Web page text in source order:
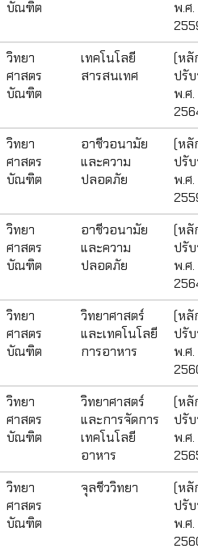
บัณฑิต
พ.ศ.
วิทยา
ศาสตร
บัณฑิต
เทคโนโลยี
สารสนเทศ
(หลั
ปรั
พ.ศ.
วิทยา
ศาสตร
บัณฑิต
อาชีวอนามัย
และความ
ปลอดภัย
(หลั
ปรั
พ.ศ.
วิทยา
ศาสตร
บัณฑิต
อาชีวอนามัย
และความ
ปลอดภัย
(หลั
ปรั
พ.ศ.
วิทยา
ศาสตร
บัณฑิต
วิทยาศาสตร์
และเทคโนโลยี
การอาหาร
(หลั
ปรั
พ.ศ.
วิทยา
ศาสตร
บัณฑิต
วิทยาศาสตร์
และการจัดการ
เทคโนโลยี
อาหาร
(หลั
ปรั
พ.ศ.
วิทยา
ศาสตร
บัณฑิต
จุลชีววิทยา
(หลั
ปรั
พ.ศ.